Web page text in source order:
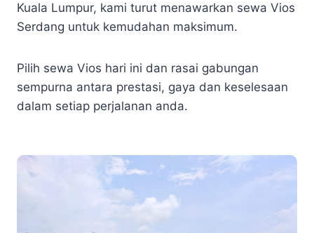
Kuala Lumpur, kami turut menawarkan sewa Vios
Serdang untuk kemudahan maksimum.
Pilih sewa Vios hari ini dan rasai gabungan
sempurna antara prestasi, gaya dan keselesaan
dalam setiap perjalanan anda.